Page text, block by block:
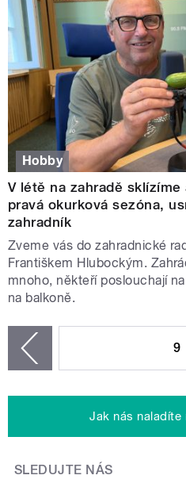
Hobby
V létě na zahradě
pravá okurková sezóna,
zahradník
Zveme vás do zahradnické
Františkem Hlubockým.
mnoho, někteří poslouchají
na balkoně.
9
Jak nás naladíte
SLEDUJTE NÁS